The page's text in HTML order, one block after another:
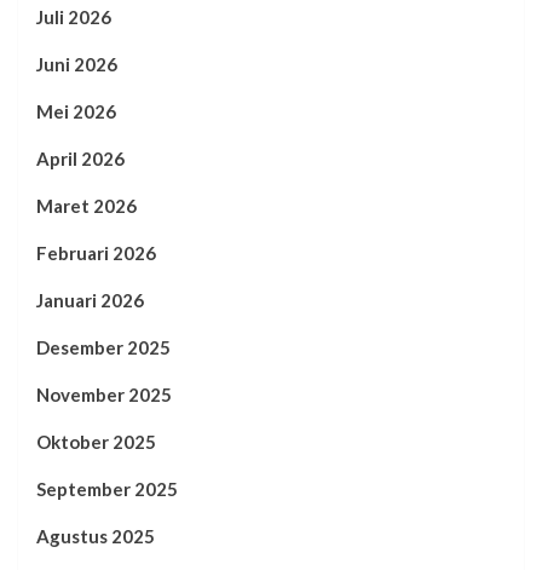
Juli 2026
Juni 2026
Mei 2026
April 2026
Maret 2026
Februari 2026
Januari 2026
Desember 2025
November 2025
Oktober 2025
September 2025
Agustus 2025